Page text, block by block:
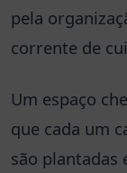
pela
corrente de
Um espaço
que cada um
são plantadas